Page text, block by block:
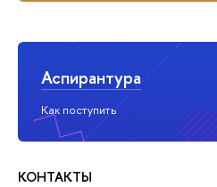
Аспирантура
Как поступить
КОНТАКТЫ